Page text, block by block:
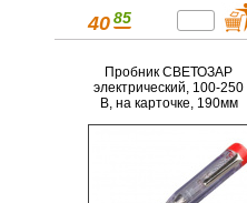
40 85
Пробник СВЕТОЗАР
электрический, 100-250
В, на карточке, 190мм